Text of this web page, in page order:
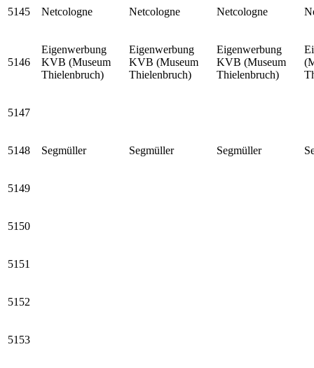
5145 Netcologne Netcologne Netcologne
5146
Eigenwerbung
KVB (Museum
Thielenbruch)
Eigenwerbung
KVB (Museum
Thielenbruch)
Eigenwerbung
KVB (Museum
Thielenbruch)
5147
5148 Segmüller Segmüller Segmüller
5149
5150
5151
5152
5153